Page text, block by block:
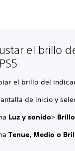
el brillo
el brillo del
de inicio y
Luz y sonido> Brillo
Tenue, Medio o